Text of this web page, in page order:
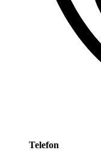
Telefon